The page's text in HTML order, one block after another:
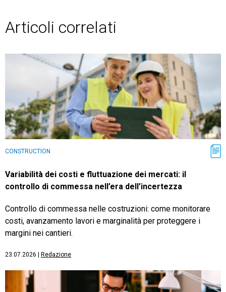
Articoli correlati
CONSTRUCTION
Variabilità dei costi e fluttuazione dei mercati: il
controllo di commessa nell’era dell’incertezza
Controllo di commessa nelle costruzioni: come monitorare
costi, avanzamento lavori e marginalità per proteggere i
margini nei cantieri.
23.07.2026 Redazione